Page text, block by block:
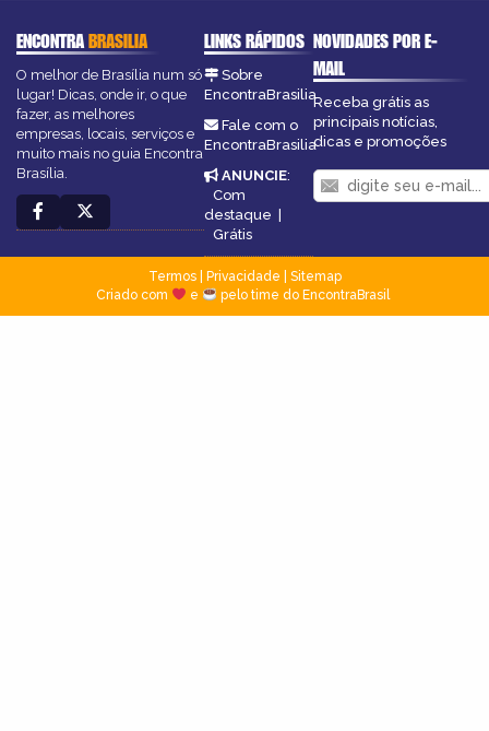
ENCONTRABRASILIA
O melhor de Brasília num só
lugar! Dicas, onde ir, o que
fazer, as melhores
empresas, locais, serviços e
muito mais no guia Encontra
Brasília.
LINKS RÁPIDOS
Sobre
EncontraBrasilia
Fale com o
EncontraBrasilia
ANUNCIE:
Com
destaque |
Grátis
NOVIDADES POR E-
MAIL
Receba grátis as
principais notícias,
dicas e promoções
Termos| Privacidade
Sitemap
Criado com
e pelo time do EncontraBrasil